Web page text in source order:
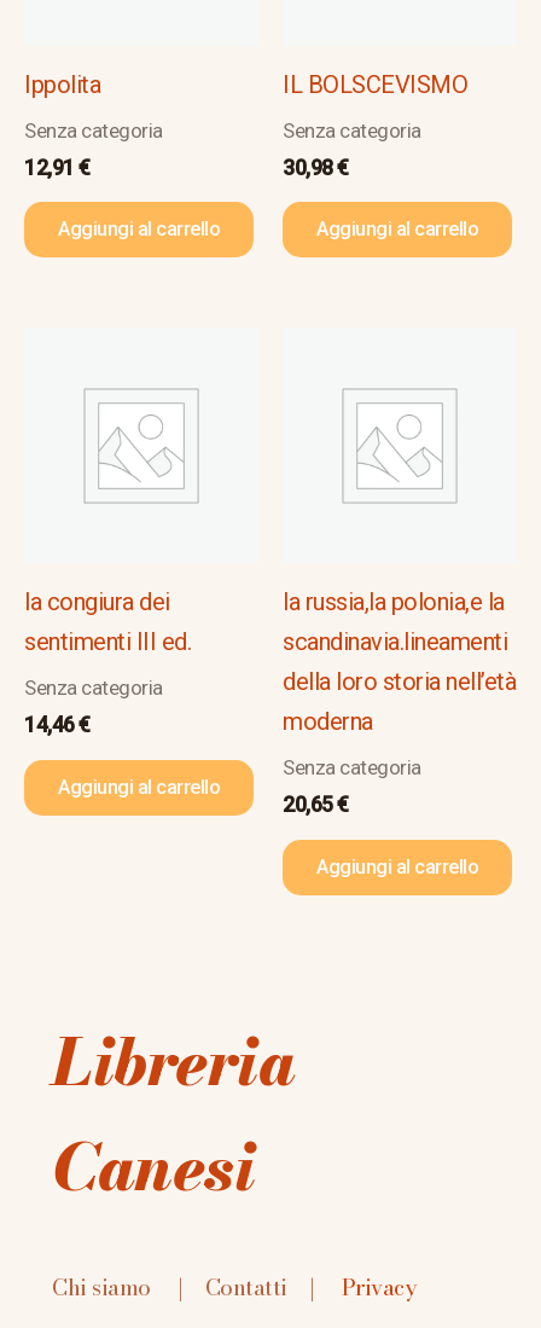
Ippolita
Senza categoria
12,91 €
Aggiungi al carrello
IL BOLSCEVISMO
Senza categoria
30,98€
Aggiungi al carrello
la congiura dei
sentimenti III ed.
Senza categoria
14,46€
Aggiungi al carrello
la russia,la polonia,e la
scandinavia.lineamenti
della loro storia nell’età
moderna
Senza categoria
20,65€
Aggiungi al carrello
Libreria
Canesi
Chi siamo | Contatti | Privacy